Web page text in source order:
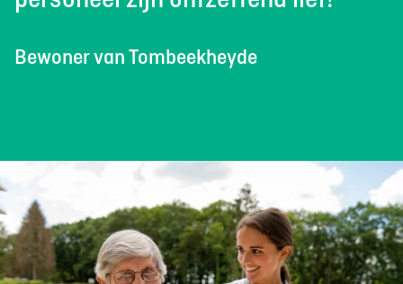
Bewoner van Tombeekheyde